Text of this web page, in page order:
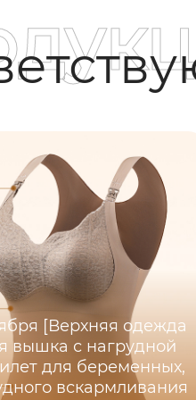
[Верхняя одежда
вышка с нагрудной
для беременных,
вскармливания